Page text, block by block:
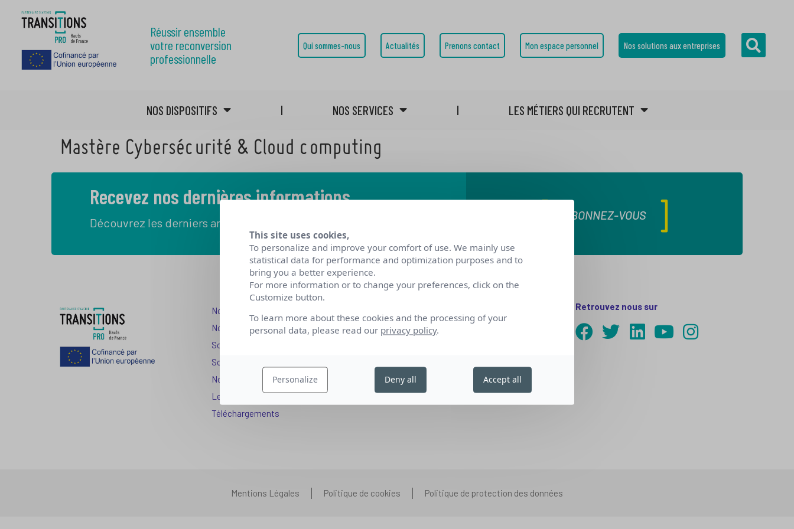
Réussir ensemble
votre reconversion
professionnelle
Qui sommes-nous Actualités Prenons contact Mon espace personnel Nos solutions aux entreprises
NOS DISPOSITIFS NOS SERVICES LES MÉTIERS QUI RECRUTENT
Mastère Cybersécurité & Cloud computing
Recevez nos dernières informations
Découvrez les derniers articles de notre blog
ABONNEZ-VOUS
Nos dispositifs pour se reconvertir
Nos solutions aux entreprises
Solution Compétences IA
Solution Seniors+
Nos services aux organismes de formation
Les questions que vous vous posez
Téléchargements
Nos partenariats
Nous rejoindre
Retrouvez nous sur
Mentions Légales Politique de cookies Politique de protection des données
This site uses cookies,
To personalize and improve your comfort of use. We mainly use
statistical data for performance and optimization purposes and to
bring you a better experience.
For more information or to change your preferences, click on the
Customize button.
To learn more about these cookies and the processing of your
personal data, please read our privacy policy.
Personalize Deny all Accept all